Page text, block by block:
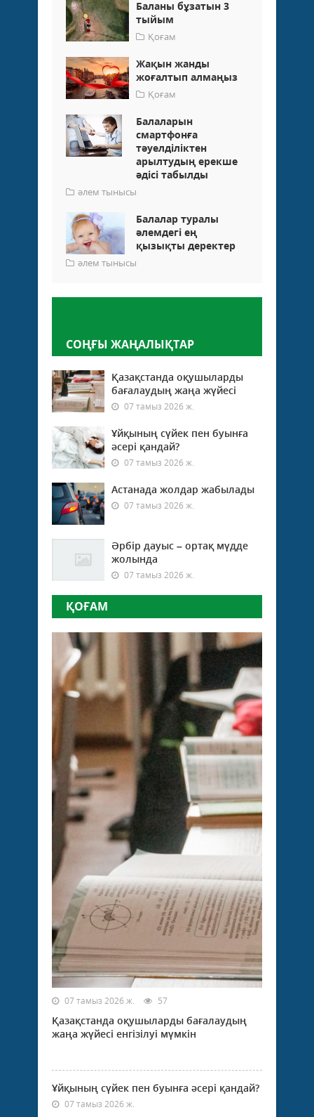
Баланы бұзатын 3
тыйым
Қоғам
Жақын жанды
жоғалтып алмаңыз
Қоғам
Балаларын
смартфонға
тәуелділіктен
арылтудың ерекше
әдісі табылды
әлем тынысы
Балалар туралы
әлемдегі ең
қызықты деректер
әлем тынысы
СОҢҒЫ ЖАҢАЛЫҚТАР
Қазақстанда оқушыларды
бағалаудың жаңа жүйесі
07 тамыз 2026 ж.
Ұйқының сүйек пен буынға
әсері қандай?
07 тамыз 2026 ж.
Астанада жолдар жабылады
07 тамыз 2026 ж.
Әрбір дауыс – ортақ мүдде
жолында
07 тамыз 2026 ж.
ҚОҒАМ
07 тамыз 2026 ж. 57
Қазақстанда оқушыларды бағалаудың
жаңа жүйесі енгізілуі мүмкін
Ұйқының сүйек пен буынға әсері қандай?
07 тамыз 2026 ж.